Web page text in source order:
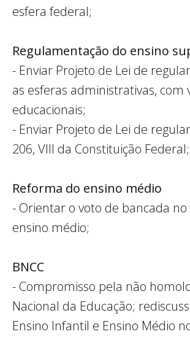
esfera federal;
Regulamentação do ensino
- Enviar Projeto de Lei de
as esferas administrativas,
educacionais;
- Enviar Projeto de Lei de
206, VIII da Constituição Federal;
Reforma do ensino médio
- Orientar o voto de bancada
ensino médio;
BNCC
- Compromisso pela não
Nacional da Educação;
Ensino Infantil e Ensino Médio